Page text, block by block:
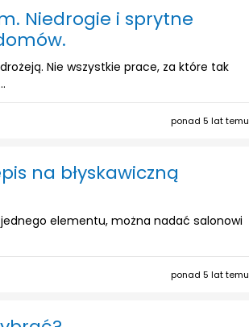
Niedrogie i sprytne
Nie wszystkie prace, za które tak
ponad 5 lat temu
na błyskawiczną
elementu, można nadać salonowi
ponad 5 lat temu